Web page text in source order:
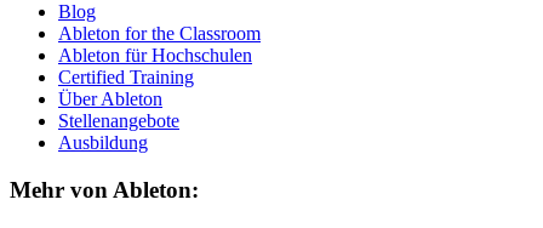
Blog
Ableton for the Classroom
Ableton für Hochschulen
Certified Training
Über Ableton
Stellenangebote
Ausbildung
Mehr von Ableton: